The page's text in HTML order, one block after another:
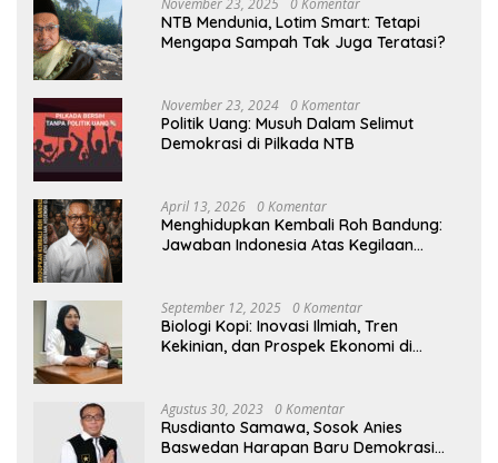
NTB Mendunia, Lotim Smart: Tetapi
Mengapa Sampah Tak Juga Teratasi?
November 23, 2024 0 Komentar
Politik Uang: Musuh Dalam Selimut
Demokrasi di Pilkada NTB
April 13, 2026 0 Komentar
Menghidupkan Kembali Roh Bandung:
Jawaban Indonesia Atas Kegilaan
September 12, 2025 0 Komentar
Biologi Kopi: Inovasi Ilmiah, Tren
Kekinian, dan Prospek Ekonomi di
Agustus 30, 2023 0 Komentar
Rusdianto Samawa, Sosok Anies
Baswedan Harapan Baru Demokrasi